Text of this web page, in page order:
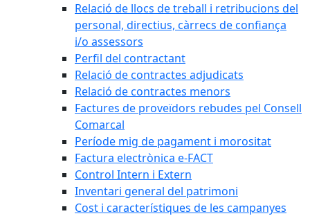
Relació de llocs de treball i retribucions del
personal, directius, càrrecs de confiança
i/o assessors
Perfil del contractant
Relació de contractes adjudicats
Relació de contractes menors
Factures de proveïdors rebudes pel Consell
Comarcal
Període mig de pagament i morositat
Factura electrònica e-FACT
Control Intern i Extern
Inventari general del patrimoni
Cost i característiques de les campanyes